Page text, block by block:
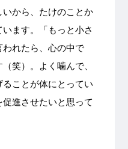
から、たけのことか
ます。「もっと小さ
れたら、心の中で
笑）。よく噛んで、
ことが体にとってい
進させたいと思って